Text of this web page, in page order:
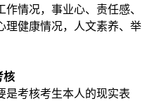
情况，事业心、责任感、
理健康情况，人文素养、举
核
考核考生本人的现实表